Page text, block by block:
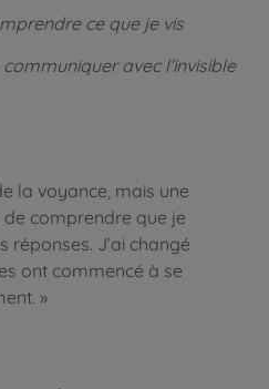
ce que je vis
communiquer avec l’invisible
la voyance, mais une
de comprendre que je
J’ai changé
ont commencé à se
»